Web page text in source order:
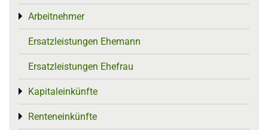
Arbeitnehmer
Toggle menu
Ersatzleistungen Ehemann
Ersatzleistungen Ehefrau
Kapitaleinkünfte
Toggle menu
Renteneinkünfte
Toggle menu